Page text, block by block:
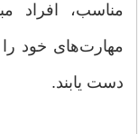
مناسب، افراد
مهارت‌های خود
دست یابند.